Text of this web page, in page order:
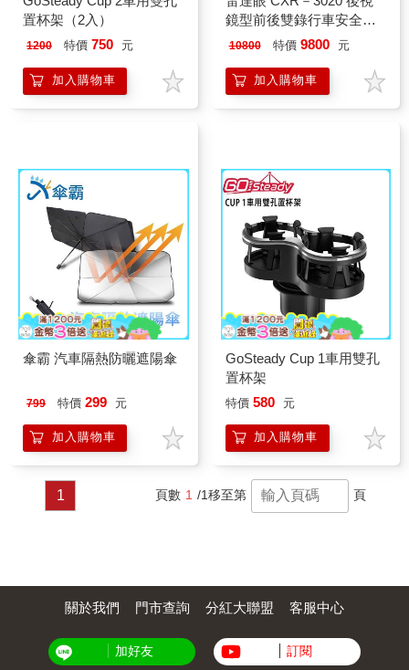
置杯架（2入）
1200 特價 750 元
加入購物車
鏡型前後雙錄行車安全警
示器（內附16G TF卡）
10800 特價 9800 元
加入購物車
傘霸 汽車隔熱防曬遮陽傘
799 特價 299 元
加入購物車
GoSteady Cup 1車用雙孔
置杯架
特價 580 元
加入購物車
1 頁數 1 /1移至第 頁
關於我們 門市查詢 分紅大聯盟 客服中心
加好友 訂閱